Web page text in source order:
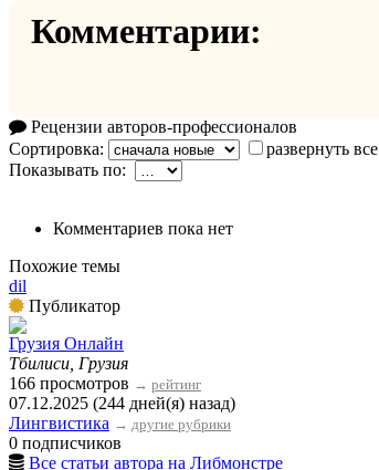
Комментарии:
Рецензии авторов-профессионалов
Сортировка:
развернуть все
Показывать по:
Комментариев пока нет
Похожие темы
dil
Публикатор
Грузия Онлайн
Тбилиси, Грузия
166 просмотров → рейтинг
07.12.2025 (244 дней(я) назад)
Лингвистика → другие рубрики
0 подписчиков
Все статьи автора на Либмонстре